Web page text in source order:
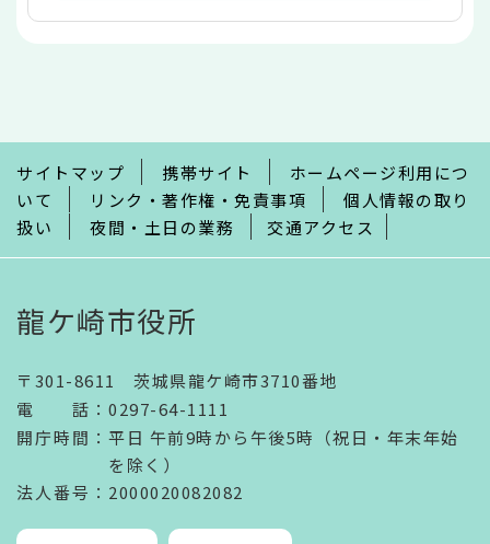
で
サイトマップ 携帯サイト
ホームページ利用につ
いて
リンク・著作権・免責事項
個人情報の取り
扱い
夜間・土日の業務 交通アクセス
龍ケ崎市役所
〒301-8611 茨城県龍ケ崎市3710番地
電話 ： 0297-64-1111
開庁時間 ： 平日 午前9時から午後5時（祝日・年末年始
を除く）
法人番号 ：2000020082082